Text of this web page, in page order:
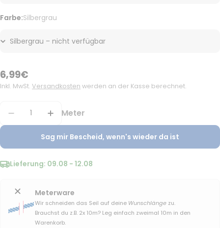
Farbe:Silbergrau
Regulärer
Preis
6,99€
Inkl. MwSt. Versandkosten werden an der Kasse berechnet.
Menge verringern
Menge erhöhen
Meter
Sag mir Bescheid, wenn's wieder da ist
Lieferung: 09.08 - 12.08
Meterware
Wir schneiden das Seil auf deine Wunschlänge zu.
Brauchst du z.B. 2x 10m? Leg einfach zweimal 10m in den
Warenkorb.